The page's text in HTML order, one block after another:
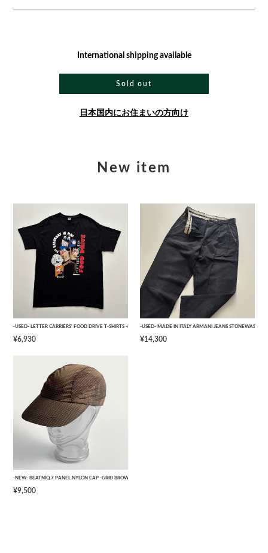
International shipping available
Sold out
日本国内にお住まいの方向け
New item
-USED- LETTER CARRIERS' FOOD DRIVE T-SHIRTS -BLACK- [L]
¥6,930
-USED- MADE IN ITALY ARMANI JEANS
¥14,300
-NEW- BEATNIQ 7 PANEL NYLON CAP -GRID BROWN CAMOUFLAGE- [ONE SIZE]
¥9,500